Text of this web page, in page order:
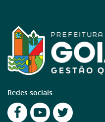
Redes sociais